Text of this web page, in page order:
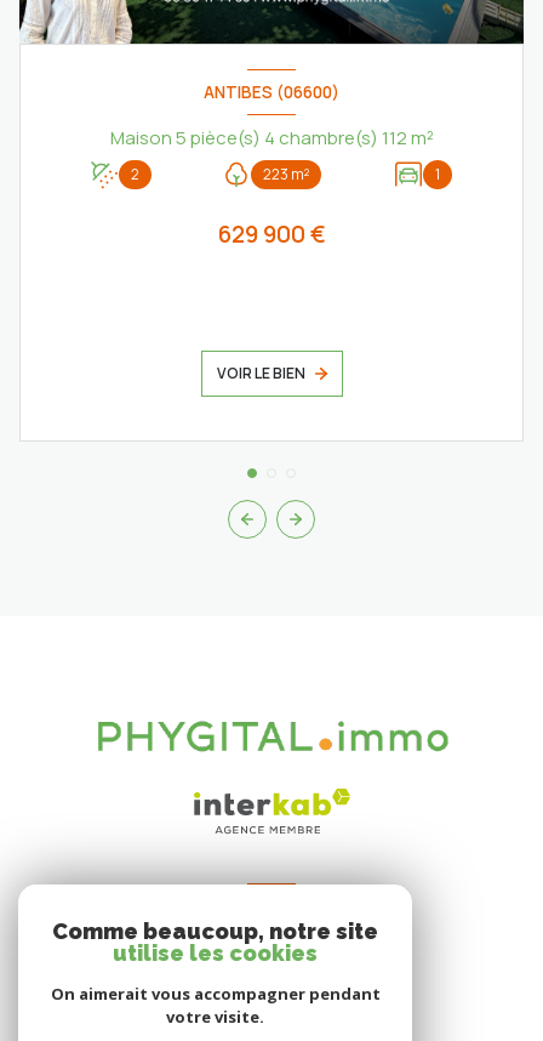
ANTIBES (06600)
Maison 5 pièce(s) 4 chambre(s) 112 m²
2 223 m² 1
629 900 €
VOIR LE BIEN
Espace propriétaire
Comme beaucoup, notre site
utilise les cookies
On aimerait vous accompagner pendant
votre visite.